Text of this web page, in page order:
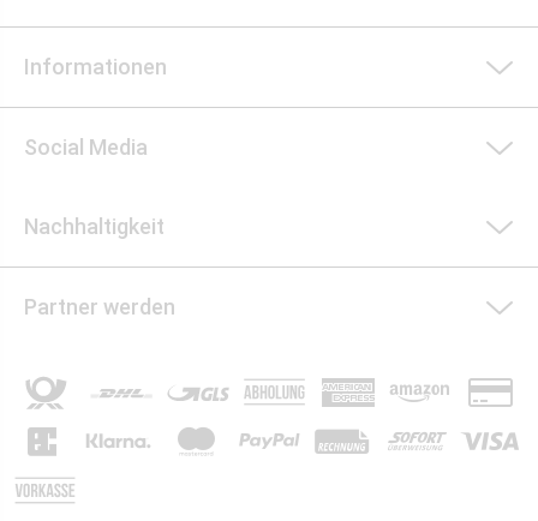
Informationen
Social Media
Nachhaltigkeit
Partner werden